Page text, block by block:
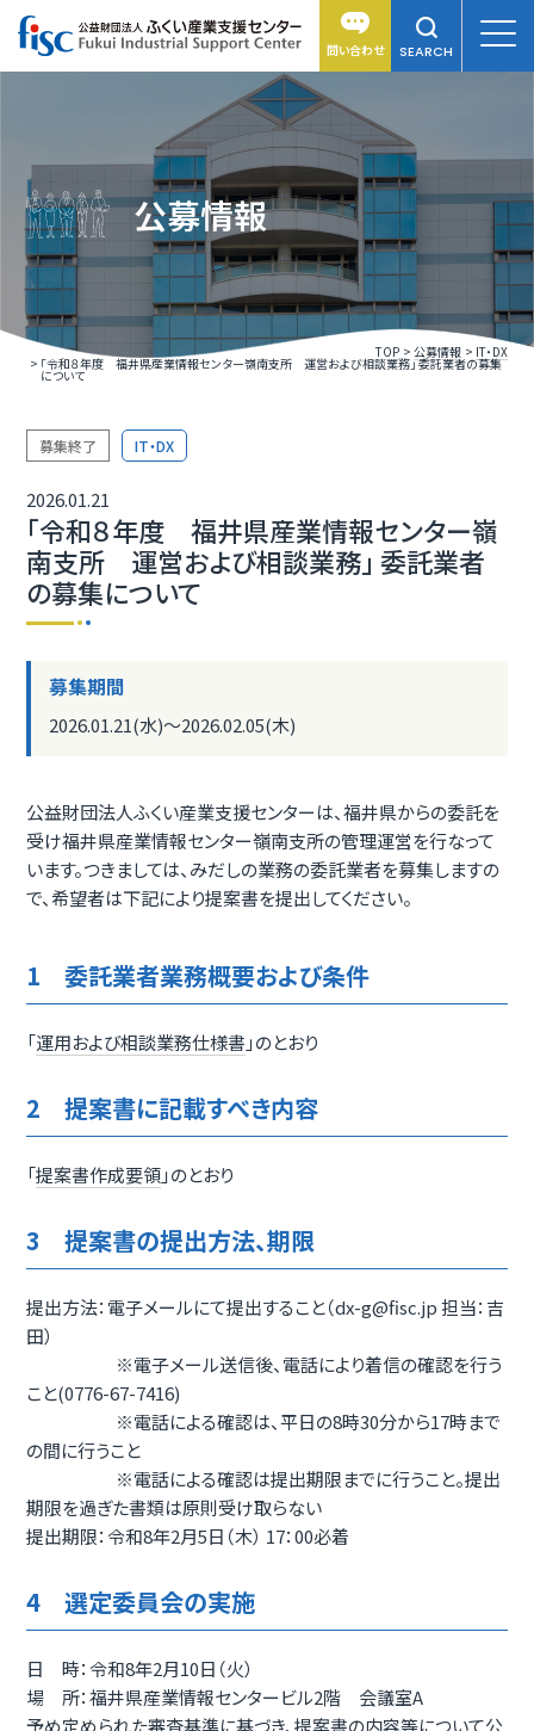
問い合わせ SEARCH
公募情報
TOP 公募情報 IT・DX
「令和８年度 福井県産業情報センター嶺南支所 運営および相談業務」 委託業者の募集
について
募集終了 IT・DX
2026.01.21
「令和８年度 福井県産業情報センター嶺
南支所 運営および相談業務」 委託業者
の募集について
募集期間
2026.01.21(水)〜2026.02.05(木)
公益財団法人ふくい産業支援センターは、福井県からの委託を
受け福井県産業情報センター嶺南支所の管理運営を行なって
います。つきましては、みだしの業務の委託業者を募集しますの
で、希望者は下記により提案書を提出してください。
1 委託業者業務概要および条件
「運用および相談業務仕様書 」のとおり
2 提案書に記載すべき内容
「提案書作成要領」のとおり
3 提案書の提出方法、期限
提出方法：電子メールにて提出すること（dx-g@fisc.jp 担当：吉
田）
※電子メール送信後、電話により着信の確認を行う
こと(0776-67-7416)
※電話による確認は、平日の8時30分から17時まで
の間に行うこと
※電話による確認は提出期限までに行うこと。提出
期限を過ぎた書類は原則受け取らない
提出期限：令和8年2月5日（木） 17：00必着
4 選定委員会の実施
日 時：令和8年2月10日（火）
場 所：福井県産業情報センタービル2階 会議室A
予め定められた審査基準に基づき、提案書の内容等について公